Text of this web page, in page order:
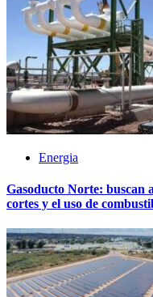
Energia
Gasoducto Norte: buscan
cortes y el uso de